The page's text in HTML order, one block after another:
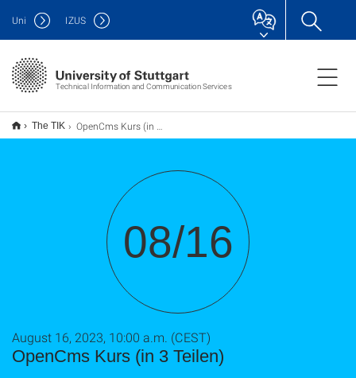
Technical Information and Communication Services
Uni IZUS
The TIK OpenCms Kurs (in 3 Teilen)
08/16
OpenCms Kurs (in 3 Teilen)
August 16, 2023, 10:00 a.m. (CEST)